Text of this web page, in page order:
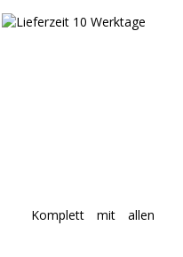
Komplett mit allen